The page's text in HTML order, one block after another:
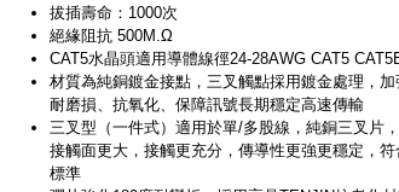
拔插壽命：1000次
絕緣阻抗 500M.Ω
CAT5水晶頭適用導體線徑24-28AWG CAT5
材質為純銅鍍金接點，三叉觸點採用鍍金處理，加
耐磨損、抗氧化、保障訊號長期穩定高速傳輸
三叉型（一件式）適用於單/多股線，純銅三叉片
接觸面更大，接觸更充分，傳導性更強更穩定，
標準